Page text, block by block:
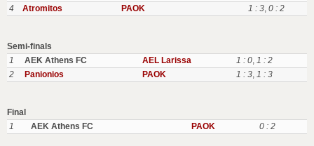
4
Atromitos PAOK 1 : 3, 0 : 2
Semi-finals
1
AEK Athens FC AEL Larissa 1 : 0, 1 : 2
2
Panionios PAOK 1 : 3, 1 : 3
Final
1
AEK Athens FC PAOK 0 : 2